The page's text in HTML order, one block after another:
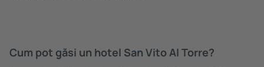
Cum pot găsi un hotel San Vito Al Torre?